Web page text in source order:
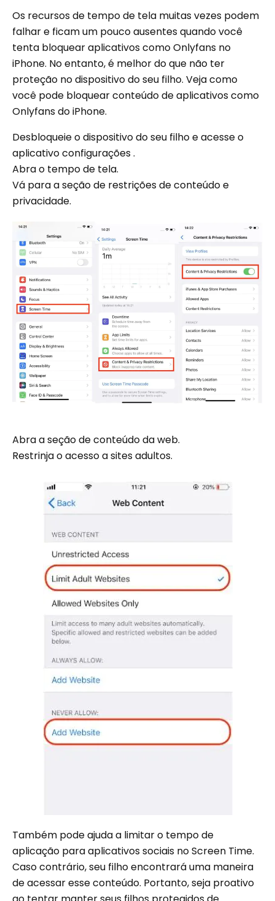
Os recursos de tempo de tela muitas vezes podem
falhar e ficam um pouco ausentes quando você
tenta bloquear aplicativos como Onlyfans no
iPhone. No entanto, é melhor do que não ter
proteção no dispositivo do seu filho. Veja como
você pode bloquear conteúdo de aplicativos como
Onlyfans do iPhone.
Desbloqueie o dispositivo do seu filho e acesse o
aplicativo configurações .
Abra o tempo de tela.
Vá para a seção de restrições de conteúdo e
privacidade.
Abra a seção de conteúdo da web.
Restrinja o acesso a sites adultos.
Também pode ajuda a limitar o tempo de
aplicação para aplicativos sociais no Screen Time.
Caso contrário, seu filho encontrará uma maneira
de acessar esse conteúdo. Portanto, seja proativo